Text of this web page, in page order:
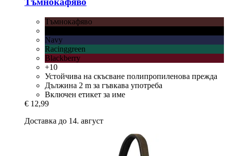
Тъмнокафяво
Navy
Racinggreen
Blackberry
+10
Устойчива на скъсване полипропиленова прежда
Дължина 2 m за гъвкава употреба
Включен етикет за име
€ 12,99
Доставка до 14. август